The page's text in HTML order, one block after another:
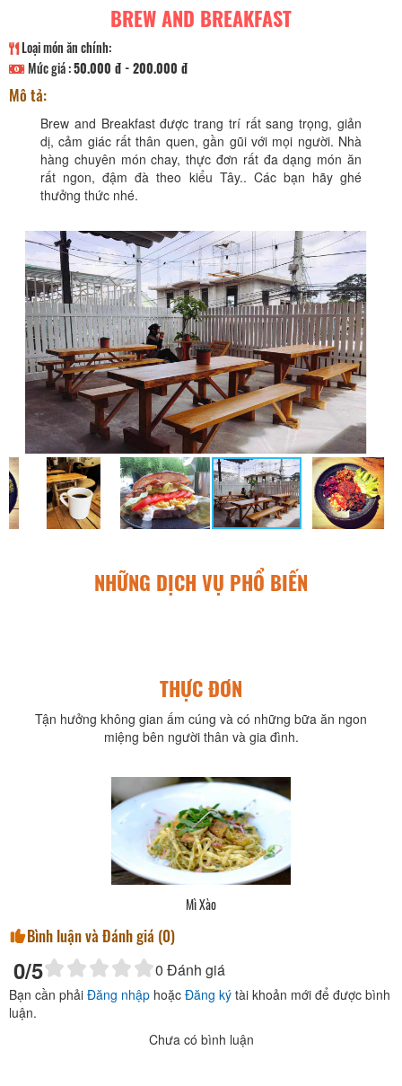
BREW AND BREAKFAST
Loại món ăn chính:
Mức giá :50.000 đ - 200.000 đ
Mô tả:
Brew and Breakfast được trang trí rất sang trọng, giản
dị, cảm giác rất thân quen, gần gũi với mọi người. Nhà
hàng chuyên món chay, thực đơn rất đa dạng món ăn
rất ngon, đậm đà theo kiểu Tây.. Các bạn hãy ghé
thưởng thức nhé.
NHỮNG DỊCH VỤ PHỔ BIẾN
THỰC ĐƠN
Tận hưởng không gian ấm cúng và có những bữa ăn ngon
miệng bên người thân và gia đình.
Mì Xào
Bình luận và Đánh giá (0)
0/5 0 Đánh giá
Bạn cần phải Đăng nhập hoặc Đăng ký tài khoản mới để được bình
luận.
Chưa có bình luận